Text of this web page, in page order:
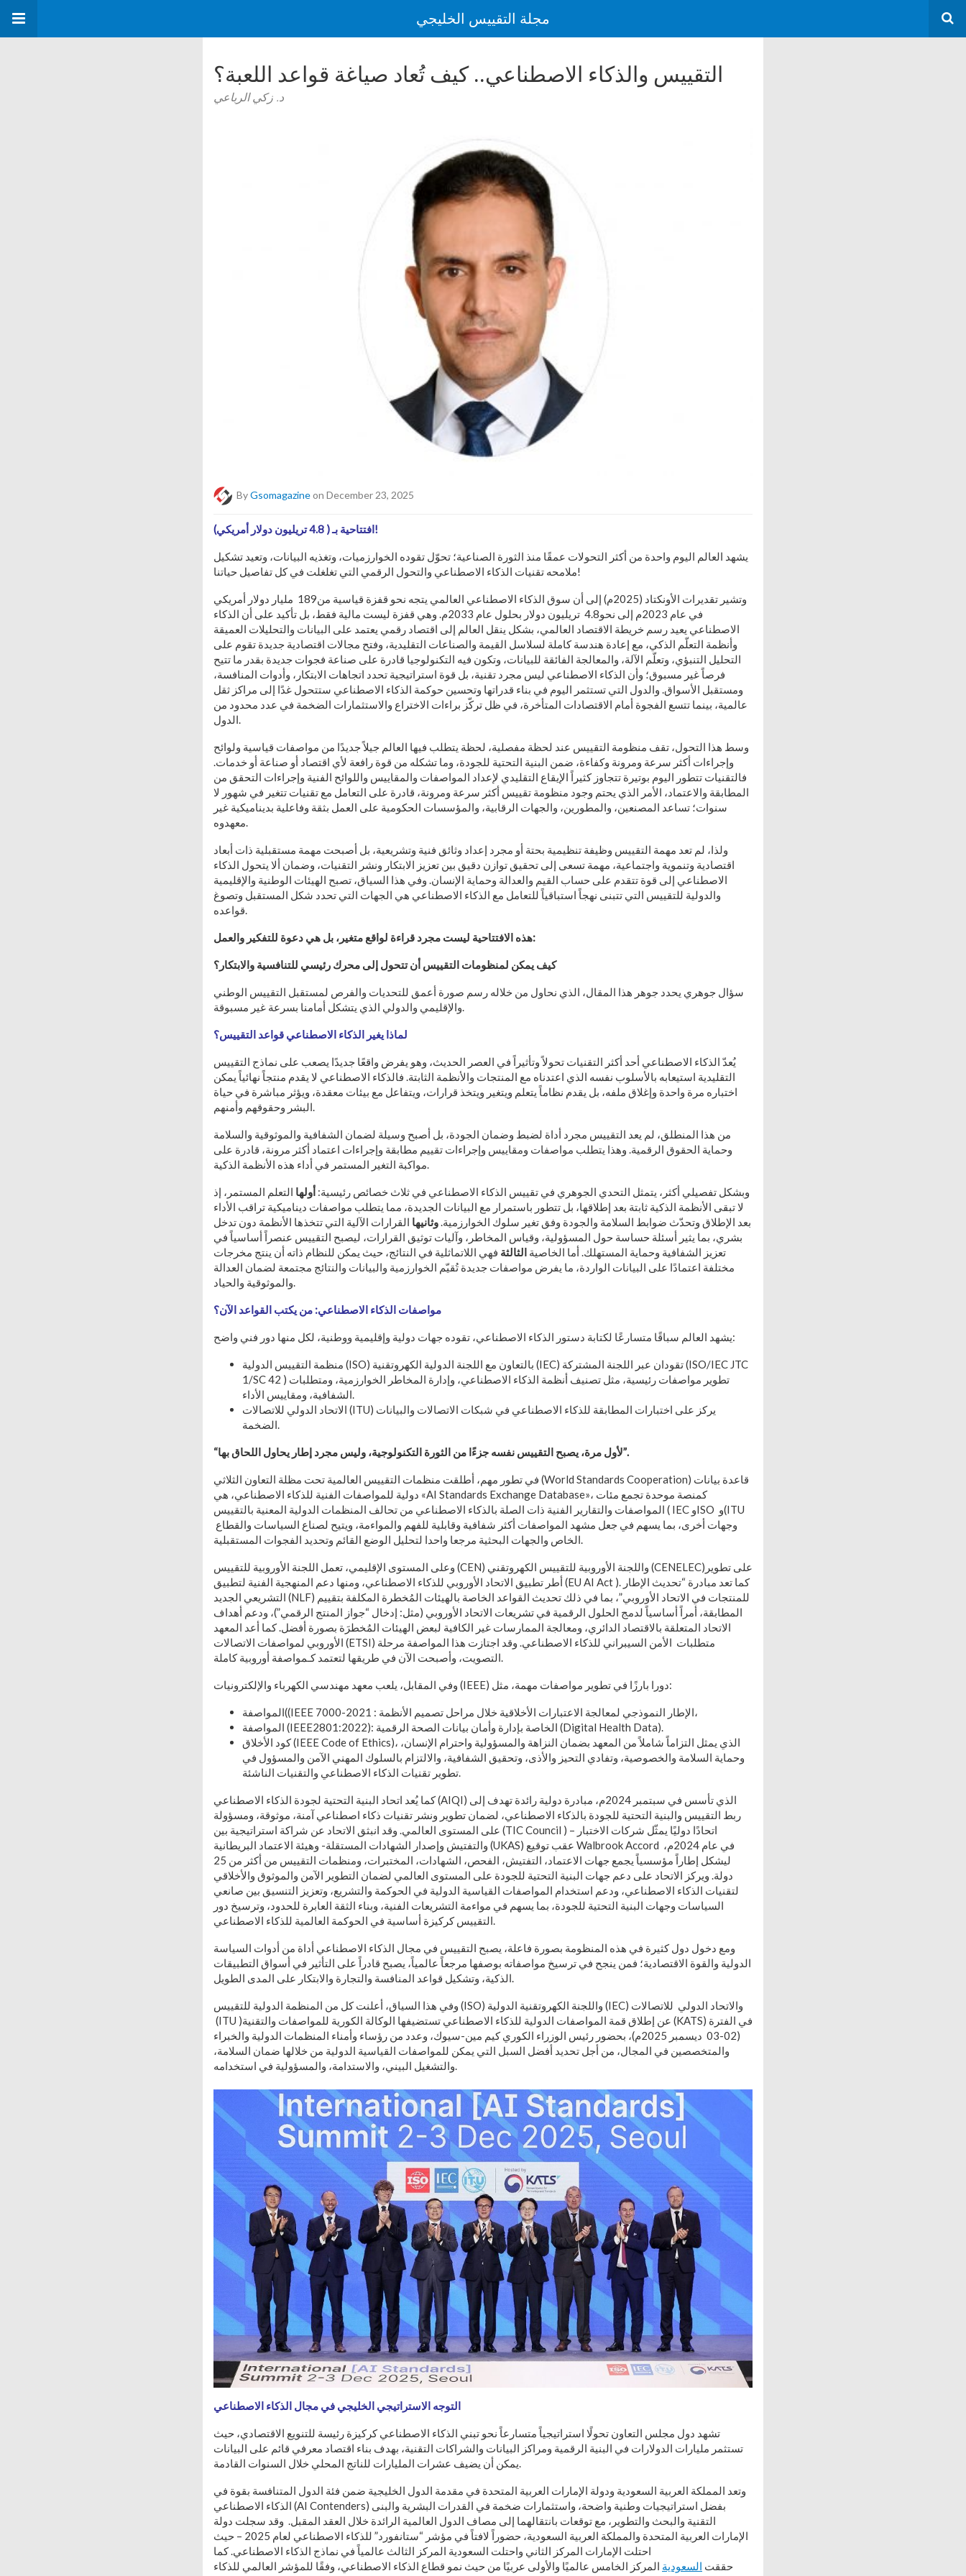
مجلة التقييس الخليجي
التقييس والذكاء الاصطناعي.. كيف تُعاد صياغة قواعد اللعبة؟
د. زكي الرباعي
ByGsomagazineon December 23, 2025
افتتاحية بـ ( 4.8 تريليون دولار أمريكي)!
يشهد العالم اليوم واحدة من أكثر التحولات عمقًا منذ الثورة الصناعية؛ تحوّل تقوده الخوارزميات، وتغذيه البيانات، وتعيد تشكيل
ملامحه تقنيات الذكاء الاصطناعي والتحول الرقمي التي تغلغلت في كل تفاصيل حياتنا!
وتشير تقديرات الأونكتاد (2025م) إلى أن سوق الذكاء الاصطناعي العالمي يتجه نحو قفزة قياسية من189 مليار دولار أمريكي
في عام 2023م إلى نحو4.8 تريليون دولار بحلول عام 2033م. وهي قفزة ليست مالية فقط، بل تأكيد على أن الذكاء
الاصطناعي يعيد رسم خريطة الاقتصاد العالمي، بشكل ينقل العالم إلى اقتصاد رقمي يعتمد على البيانات والتحليلات العميقة
وأنظمة التعلّم الذكي، مع إعادة هندسة كاملة لسلاسل القيمة والصناعات التقليدية، وفتح مجالات اقتصادية جديدة تقوم على
التحليل التنبؤي، وتعلّم الآلة، والمعالجة الفائقة للبيانات، وتكون فيه التكنولوجيا قادرة على صناعة فجوات جديدة بقدر ما تتيح
فرصاً غير مسبوق؛ وأن الذكاء الاصطناعي ليس مجرد تقنية، بل قوة استراتيجية تحدد اتجاهات الابتكار، وأدوات المنافسة،
ومستقبل الأسواق. والدول التي تستثمر اليوم في بناء قدراتها وتحسين حوكمة الذكاء الاصطناعي ستتحول غدًا إلى مراكز ثقل
عالمية، بينما تتسع الفجوة أمام الاقتصادات المتأخرة، في ظل تركّز براءات الاختراع والاستثمارات الضخمة في عدد محدود من
الدول.
وسط هذا التحول، تقف منظومة التقييس عند لحظة مفصلية، لحظة يتطلب فيها العالم جيلاً جديدًا من مواصفات قياسية ولوائح
وإجراءات أكثر سرعة ومرونة وكفاءة، ضمن البنية التحتية للجودة، وما تشكله من قوة رافعة لأي اقتصاد أو صناعة أو خدمات.
فالتقنيات تتطور اليوم بوتيرة تتجاوز كثيراً الإيقاع التقليدي لإعداد المواصفات والمقاييس واللوائح الفنية وإجراءات التحقق من
المطابقة والاعتماد، الأمر الذي يحتم وجود منظومة تقييس أكثر سرعة ومرونة، قادرة على التعامل مع تقنيات تتغير في شهور لا
سنوات؛ تساعد المصنعين، والمطورين، والجهات الرقابية، والمؤسسات الحكومية على العمل بثقة وفاعلية بديناميكية غير
معهدوه.
ولذا، لم تعد مهمة التقييس وظيفة تنظيمية بحتة أو مجرد إعداد وثائق فنية وتشريعية، بل أصبحت مهمة مستقبلية ذات أبعاد
اقتصادية وتنموية واجتماعية، مهمة تسعى إلى تحقيق توازن دقيق بين تعزيز الابتكار ونشر التقنيات، وضمان ألا يتحول الذكاء
الاصطناعي إلى قوة تتقدم على حساب القيم والعدالة وحماية الإنسان. وفي هذا السياق، تصبح الهيئات الوطنية والإقليمية
والدولية للتقييس التي تتبنى نهجاً استباقياً للتعامل مع الذكاء الاصطناعي هي الجهات التي تحدد شكل المستقبل وتصوغ
قواعده.
هذه الافتتاحية ليست مجرد قراءة لواقع متغير، بل هي دعوة للتفكير والعمل:
كيف يمكن لمنظومات التقييس أن تتحول إلى محرك رئيسي للتنافسية والابتكار؟
سؤال جوهري يحدد جوهر هذا المقال، الذي نحاول من خلاله رسم صورة أعمق للتحديات والفرص لمستقبل التقييس الوطني
والإقليمي والدولي الذي يتشكل أمامنا بسرعة غير مسبوقة.
لماذا يغير الذكاء الاصطناعي قواعد التقييس؟
يُعدّ الذكاء الاصطناعي أحد أكثر التقنيات تحولاً وتأثيراً في العصر الحديث، وهو يفرض واقعًا جديدًا يصعب على نماذج التقييس
التقليدية استيعابه بالأسلوب نفسه الذي اعتدناه مع المنتجات والأنظمة الثابتة. فالذكاء الاصطناعي لا يقدم منتجاً نهائياً يمكن
اختباره مرة واحدة وإغلاق ملفه، بل يقدم نظاماً يتعلم ويتغير ويتخذ قرارات، ويتفاعل مع بيئات معقدة، ويؤثر مباشرة في حياة
البشر وحقوقهم وأمنهم.
من هذا المنطلق، لم يعد التقييس مجرد أداة لضبط وضمان الجودة، بل أصبح وسيلة لضمان الشفافية والموثوقية والسلامة
وحماية الحقوق الرقمية. وهذا يتطلب مواصفات ومقاييس وإجراءات تقييم مطابقة وإجراءات اعتماد أكثر مرونة، قادرة على
مواكبة التغير المستمر في أداء هذه الأنظمة الذكية.
وبشكل تفصيلي أكثر، يتمثل التحدي الجوهري في تقييس الذكاء الاصطناعي في ثلاث خصائص رئيسية: أولها التعلم المستمر، إذ
لا تبقى الأنظمة الذكية ثابتة بعد إطلاقها، بل تتطور باستمرار مع البيانات الجديدة، مما يتطلب مواصفات ديناميكية تراقب الأداء
بعد الإطلاق وتحدّث ضوابط السلامة والجودة وفق تغير سلوك الخوارزمية.وثانيها القرارات الآلية التي تتخذها الأنظمة دون تدخل
بشري، بما يثير أسئلة حساسة حول المسؤولية، وقياس المخاطر، وآليات توثيق القرارات، ليصبح التقييس عنصراً أساسياً في
تعزيز الشفافية وحماية المستهلك. أما الخاصية الثالثة فهي اللاتماثلية في النتائج، حيث يمكن للنظام ذاته أن ينتج مخرجات
مختلفة اعتمادًا على البيانات الواردة، ما يفرض مواصفات جديدة تُقيّم الخوارزمية والبيانات والنتائج مجتمعة لضمان العدالة
والموثوقية والحياد.
مواصفات الذكاء الاصطناعي: من يكتب القواعد الآن؟
يشهد العالم سباقًا متسارعًا لكتابة دستور الذكاء الاصطناعي، تقوده جهات دولية وإقليمية ووطنية، لكل منها دور فني واضح:
منظمة التقييس الدولية (ISO) بالتعاون مع اللجنة الدولية الكهروتقنية (IEC) تقودان عبر اللجنة المشتركة (ISO/IEC JTC
1/SC 42 ) تطوير مواصفات رئيسية، مثل تصنيف أنظمة الذكاء الاصطناعي، وإدارة المخاطر الخوارزمية، ومتطلبات
الشفافية، ومقاييس الأداء.
الاتحاد الدولي للاتصالات (ITU) يركز على اختبارات المطابقة للذكاء الاصطناعي في شبكات الاتصالات والبيانات
الضخمة.
“لأول مرة، يصبح التقييس نفسه جزءًا من الثورة التكنولوجية، وليس مجرد إطار يحاول اللحاق بها”.
في تطور مهم، أطلقت منظمات التقييس العالمية تحت مظلة التعاون الثلاثي (World Standards Cooperation) قاعدة بيانات
دولية للمواصفات الفنية للذكاء الاصطناعي، هي «AI Standards Exchange Database»، كمنصة موحدة تجمع مئات
المواصفات والتقارير الفنية ذات الصلة بالذكاء الاصطناعي من تحالف المنظمات الدولية المعنية بالتقييس ( IEC وISO و(ITU
الخاص والجهات البحثية مرجعا واحدا لتحليل الوضع القائم وتحديد الفجوات المستقبلية.
وعلى المستوى الإقليمي، تعمل اللجنة الأوروبية للتقييس (CEN) واللجنة الأوروبية للتقييس الكهروتقني (CENELEC)على تطوير
أطر تطبيق الاتحاد الأوروبي للذكاء الاصطناعي، ومنها دعم المنهجية الفنية لتطبيق (EU AI Act ). كما تعد مبادرة “تحديث الإطار
التشريعي الجديد (NLF) للمنتجات في الاتحاد الأوروبي”، بما في ذلك تحديث القواعد الخاصة بالهيئات المُخطرة المكلفة بتقييم
المطابقة، أمراً أساسياً لدمج الحلول الرقمية في تشريعات الاتحاد الأوروبي (مثل: إدخال “جواز المنتج الرقمي”)، ودعم أهداف
الاتحاد المتعلقة بالاقتصاد الدائري، ومعالجة الممارسات غير الكافية لبعض الهيئات المُخطرَة بصورة أفضل. كما أعد المعهد
الأوروبي لمواصفات الاتصالات (ETSI) متطلبات الأمن السيبراني للذكاء الاصطناعي. وقد اجتازت هذا المواصفة مرحلة
التصويت، وأصبحت الآن في طريقها لتعتمد كـمواصفة أوروبية كاملة.
وفي المقابل، يلعب معهد مهندسي الكهرباء والإلكترونيات (IEEE) دورا بارزًا في تطوير مواصفات مهمة، مثل:
المواصفة((IEEE 7000-2021 : الإطار النموذجي لمعالجة الاعتبارات الأخلاقية خلال مراحل تصميم الأنظمة،
المواصفة (IEEE2801:2022): الخاصة بإدارة وأمان بيانات الصحة الرقمية (Digital Health Data).
كود الأخلاق (IEEE Code of Ethics)، الذي يمثل التزاماً شاملاً من المعهد بضمان النزاهة والمسؤولية واحترام الإنسان،
وحماية السلامة والخصوصية، وتفادي التحيز والأذى، وتحقيق الشفافية، والالتزام بالسلوك المهني الآمن والمسؤول في
تطوير تقنيات الذكاء الاصطناعي والتقنيات الناشئة.
كما يُعد اتحاد البنية التحتية لجودة الذكاء الاصطناعي (AIQI) الذي تأسس في سبتمبر 2024م، مبادرة دولية رائدة تهدف إلى
ربط التقييس والبنية التحتية للجودة بالذكاء الاصطناعي، لضمان تطوير ونشر تقنيات ذكاء اصطناعي آمنة، موثوقة، ومسؤولة
على المستوى العالمي. وقد انبثق الاتحاد عن شراكة استراتيجية بين (TIC Council ) – اتحادًا دوليًا يمثّل شركات الاختبار
والتفتيش وإصدار الشهادات المستقلة- وهيئة الاعتماد البريطانية (UKAS) عقب توقيع Walbrook Accord في عام 2024م،
ليشكل إطاراً مؤسسياً يجمع جهات الاعتماد، التفتيش، الفحص، الشهادات، المختبرات، ومنظمات التقييس من أكثر من 25
دولة. ويركز الاتحاد على دعم جهات البنية التحتية للجودة على المستوى العالمي لضمان التطوير الآمن والموثوق والأخلاقي
لتقنيات الذكاء الاصطناعي، ودعم استخدام المواصفات القياسية الدولية في الحوكمة والتشريع، وتعزيز التنسيق بين صانعي
السياسات وجهات البنية التحتية للجودة، بما يسهم في مواءمة التشريعات الفنية، وبناء الثقة العابرة للحدود، وترسيخ دور
التقييس كركيزة أساسية في الحوكمة العالمية للذكاء الاصطناعي.
ومع دخول دول كثيرة في هذه المنظومة بصورة فاعلة، يصبح التقييس في مجال الذكاء الاصطناعي أداة من أدوات السياسة
الدولية والقوة الاقتصادية؛ فمن ينجح في ترسيخ مواصفاته بوصفها مرجعاً عالمياً، يصبح قادراً على التأثير في أسواق التطبيقات
الذكية، وتشكيل قواعد المنافسة والتجارة والابتكار على المدى الطويل.
وفي هذا السياق، أعلنت كل من المنظمة الدولية للتقييس (ISO) واللجنة الكهروتقنية الدولية (IEC) والاتحاد الدولي للاتصالات
(ITU )عن إطلاق قمة المواصفات الدولية للذكاء الاصطناعي تستضيفها الوكالة الكورية للمواصفات والتقنية (KATS) في الفترة
(02-03 ديسمبر 2025م)، بحضور رئيس الوزراء الكوري كيم مين-سيوك، وعدد من رؤساء وأمناء المنظمات الدولية والخبراء
والمتخصصين في المجال، من أجل تحديد أفضل السبل التي يمكن للمواصفات القياسية الدولية من خلالها ضمان السلامة،
والتشغيل البيني، والاستدامة، والمسؤولية في استخدامه.
التوجه الاستراتيجي الخليجي في مجال الذكاء الاصطناعي
تشهد دول مجلس التعاون تحولًا استراتيجياً متسارعاً نحو تبني الذكاء الاصطناعي كركيزة رئيسة للتنويع الاقتصادي، حيث
تستثمر مليارات الدولارات في البنية الرقمية ومراكز البيانات والشراكات التقنية، بهدف بناء اقتصاد معرفي قائم على البيانات
يمكن أن يضيف عشرات المليارات للناتج المحلي خلال السنوات القادمة.
وتعد المملكة العربية السعودية ودولة الإمارات العربية المتحدة في مقدمة الدول الخليجية ضمن فئة الدول المتنافسة بقوة في
الذكاء الاصطناعي (AI Contenders) بفضل استراتيجيات وطنية واضحة، واستثمارات ضخمة في القدرات البشرية والبنى
التقنية والبحث والتطوير، مع توقعات بانتقالهما إلى مصاف الدول العالمية الرائدة خلال العقد المقبل. وقد سجلت دولة
الإمارات العربية المتحدة والمملكة العربية السعودية، حضوراً لافتاً في مؤشر “ستانفورد” للذكاء الاصطناعي لعام 2025 – حيث
احتلت الإمارات المركز الثاني واحتلت السعودية المركز الثالث عالمياً في نماذج الذكاء الاصطناعي. كما
حققت السعودية المركز الخامس عالميًا والأولى عربيًا من حيث نمو قطاع الذكاء الاصطناعي، وفقًا للمؤشر العالمي للذكاء